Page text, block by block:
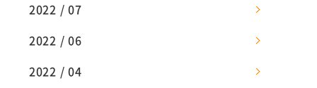
2022 / 07
2022 / 06
2022 / 04